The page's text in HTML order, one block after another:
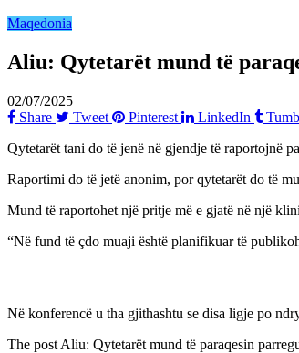
Maqedonia
Aliu: Qytetarët mund të
02/07/2025
Share
Tweet Pinterest LinkedIn
Qytetarët tani do të jenë në gjendje të raportojnë
Raportimi do të jetë anonim, por qytetarët do të
Mund të raportohet një pritje më e gjatë në një
“Në fund të çdo muaji është planifikuar të
Në konferencë u tha gjithashtu se disa ligje po
The post Aliu: Qytetarët mund të paraqesin